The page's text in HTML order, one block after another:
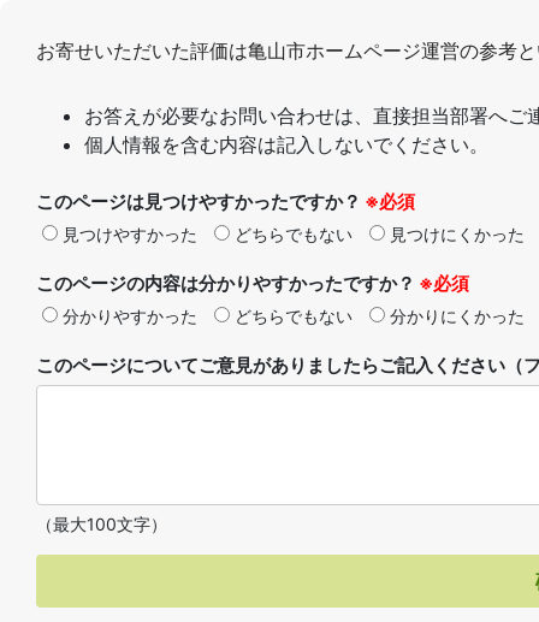
お寄せいただいた評価は亀山市ホームページ運営の参考
お答えが必要なお問い合わせは、直接担当部署へご
個人情報を含む内容は記入しないでください。
このページは見つけやすかったですか？ ※必須
見つけやすかった どちらでもない 見つけにくかった
このページの内容は分かりやすかったですか？ ※必須
分かりやすかった どちらでもない 分かりにくかった
このページについてご意見がありましたらご記入ください
（最大100文字）